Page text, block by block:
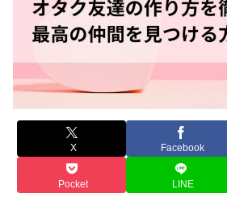
X Facebook
Pocket LINE